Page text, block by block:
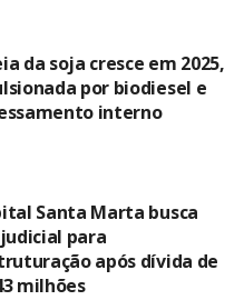
da soja cresce em 2025,
por biodiesel e
interno
Santa Marta busca
para
após dívida de
milhões